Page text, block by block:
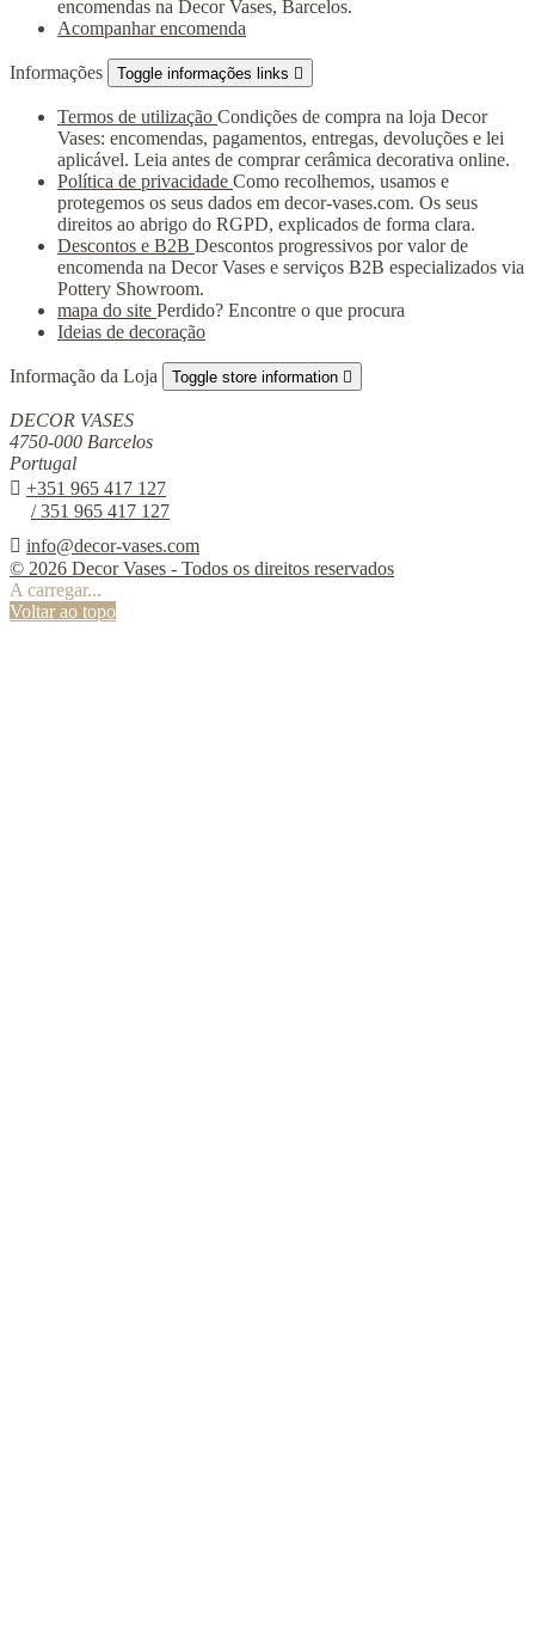
encomendas na Decor Vases, Barcelos.
Acompanhar encomenda
Informações Toggle informações links 
Termos de utilização Condições de compra na loja Decor
Vases: encomendas, pagamentos, entregas, devoluções e lei
aplicável. Leia antes de comprar cerâmica decorativa online.
Política de privacidade Como recolhemos, usamos e
protegemos os seus dados em decor-vases.com. Os seus
direitos ao abrigo do RGPD, explicados de forma clara.
Descontos e B2B Descontos progressivos por valor de
encomenda na Decor Vases e serviços B2B especializados via
Pottery Showroom.
mapa do site Perdido? Encontre o que procura
Ideias de decoração
Informação da Loja Toggle store information 
DECOR VASES
4750-000 Barcelos
Portugal
 +351 965 417 127
/ 351 965 417 127
 info@decor-vases.com
© 2026 Decor Vases - Todos os direitos reservados
A carregar...
Voltar ao topo